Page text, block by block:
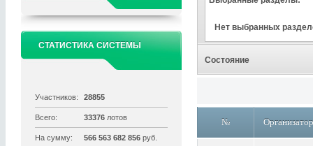
СТАТИСТИКА СИСТЕМЫ
Участников: 28855
Всего: 33376 лотов
На сумму: 566 563 682 856 руб.
Нет выбранных
Состояние
№